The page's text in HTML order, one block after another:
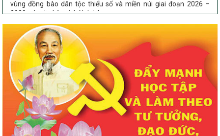
2030 trên địa bàn tỉnh Nghệ An
về đẩy mạnh thực hiện Chương trình mục tiêu quốc gia xây dựng
nông thôn mới, giảm nghèo bền vững và phát triển kinh tế – xã
hội vùng đồng bào dân tộc thiểu số và miền núi giai đoạn 2026 –
2030 trên địa bàn tỉnh Nghệ An
Quyết định số 2490/QĐ-UBND
Về việc thành lập Ban Chỉ đạo Chương trình mục tiều quốc gia xây
dựng nông thôn mới, giảm nghèo bền vững và phát triển kinh tế –
xã hội vùng đồng bào dân tộc thiểu số và miền núi giai đoạn 2026
-2030 tỉnh Nghệ An
Thông tư Số 23/2026/TT-BNNMT
Thông tư Hướng dẫn thực hiện một số nội dung Chương trình